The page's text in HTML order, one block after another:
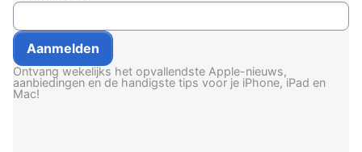
Ontvang wekelijks het opvallendste Apple-nieuws,
aanbiedingen en de handigste tips voor je iPhone, iPad en
Mac!